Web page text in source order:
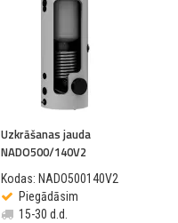
Uzkrāšanas jauda
NADO500/140V2
Kodas: NADO500140V2
Piegādāsim
15-30 d.d.